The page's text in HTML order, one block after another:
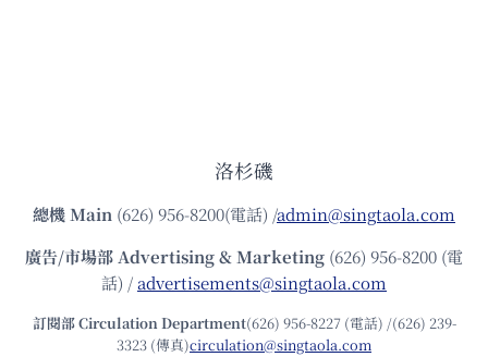
洛杉磯
總機Main (626) 956-8200(電話) /admin@singtaola.com
廣告/市場部Advertising & Marketing (626) 956-8200 (電
話) /advertisements@singtaola.com
訂閱部 Circulation Department(626) 956-8227 (電話) /(626) 239-
3323 (傳真)circulation@singtaola.com